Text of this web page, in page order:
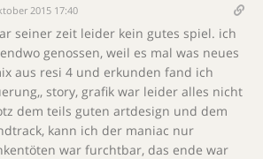
2015 17:40
seiner zeit leider kein gutes spiel. ich
genossen, weil es mal was neues
aus resi 4 und erkunden fand ich
story, grafik war leider alles nicht
dem teils guten artdesign und dem
kann ich der maniac nur
war furchtbar, das ende war